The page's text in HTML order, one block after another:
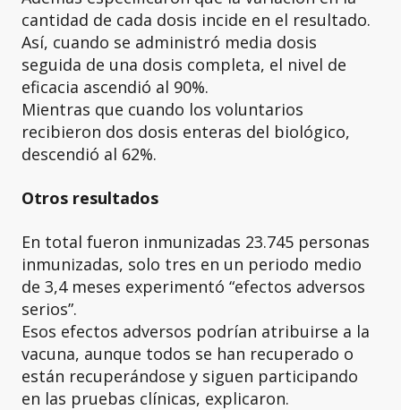
cantidad de cada dosis incide en el resultado.
Así, cuando se administró media dosis
seguida de una dosis completa, el nivel de
eficacia ascendió al 90%.
Mientras que cuando los voluntarios
recibieron dos dosis enteras del biológico,
descendió al 62%.
Otros resultados
En total fueron inmunizadas 23.745 personas
inmunizadas, solo tres en un periodo medio
de 3,4 meses experimentó “efectos adversos
serios”.
Esos efectos adversos podrían atribuirse a la
vacuna, aunque todos se han recuperado o
están recuperándose y siguen participando
en las pruebas clínicas, explicaron.